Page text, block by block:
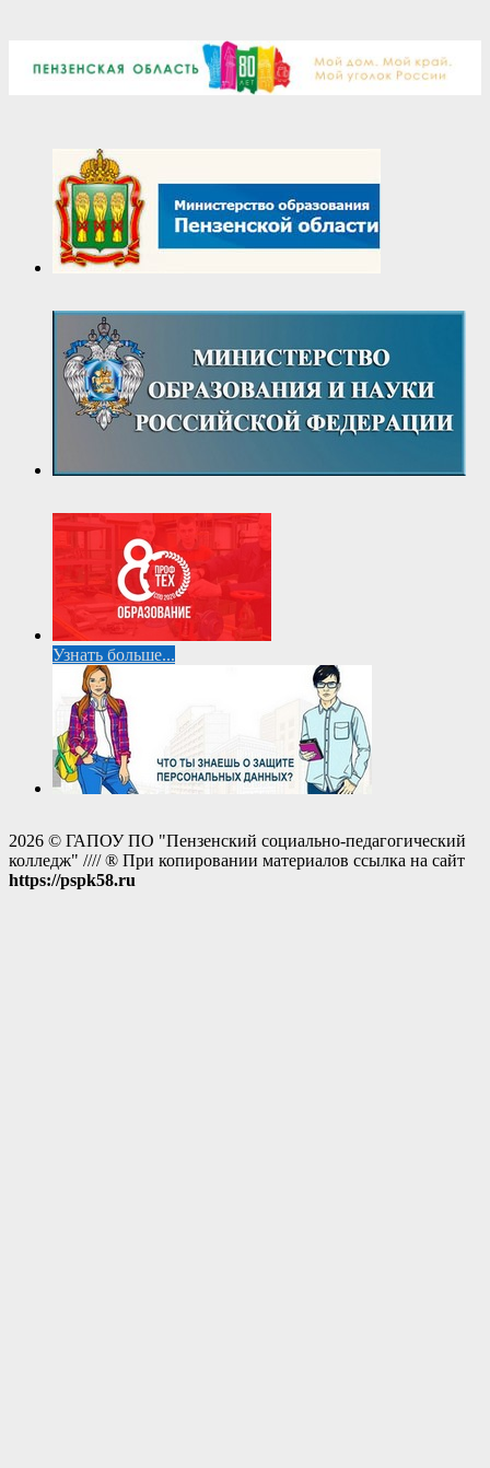
Узнать больше...
2026 © ГАПОУ ПО "Пензенский социально-педагогический
колледж" //// ® При копировании материалов ссылка на сайт
https://pspk58.ru